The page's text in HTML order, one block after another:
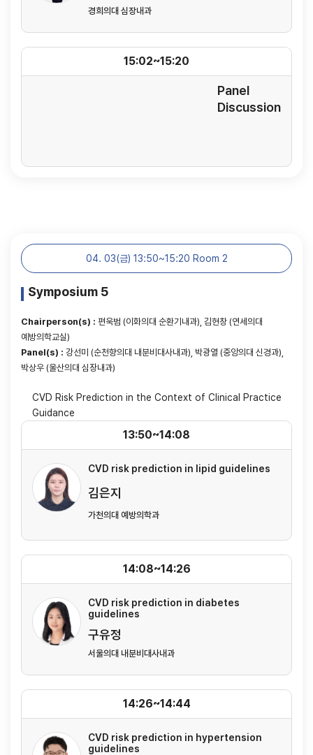
경희의대 심장내과
Panel
Discussion
15:02~15:20
04. 03(금) 13:50~15:20 Room 2
Symposium 5
Chairperson(s) : 편욱범 (이화의대 순환기내과), 김현창 (연세의대
예방의학교실)
Panel(s) : 강선미 (순천향의대 내분비대사내과), 박광열 (중앙의대 신경과),
박상우 (울산의대 심장내과)
CVD Risk Prediction in the Context of Clinical Practice
Guidance
CVD risk prediction in lipid guidelines
김은지
가천의대 예방의학과
13:50~14:08
CVD risk prediction in diabetes
guidelines
구유정
서울의대 내분비대사내과
14:08~14:26
CVD risk prediction in hypertension
guidelines
14:26~14:44